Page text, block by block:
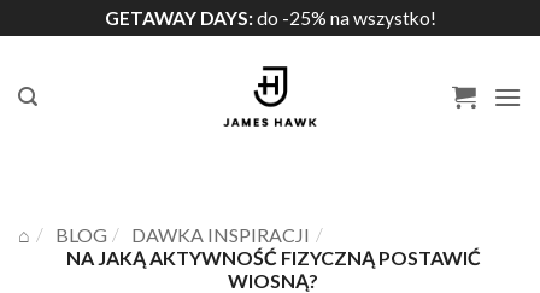
do
GETAWAY DAYS:do -25% na wszystko!
⌂ / BLOG / DAWKA INSPIRACJI /
NA JAKĄ AKTYWNOŚĆ FIZYCZNĄ POSTAWIĆ
WIOSNĄ?